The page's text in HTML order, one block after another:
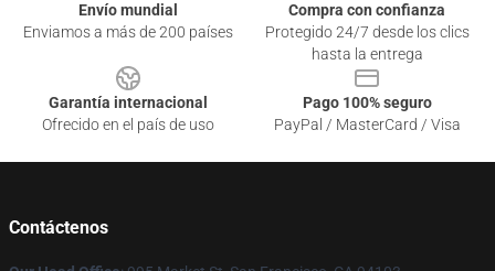
Envío mundial
Enviamos a más de 200 países
Compra con confianza
Protegido 24/7 desde los clics
hasta la entrega
Garantía internacional
Ofrecido en el país de uso
Pago 100% seguro
PayPal / MasterCard / Visa
Contáctenos